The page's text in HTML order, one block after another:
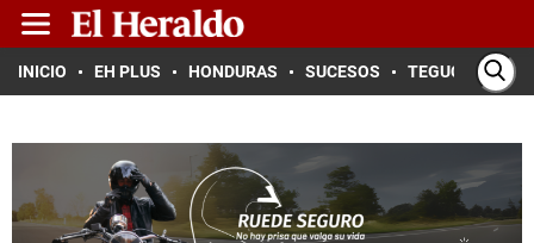
INICIO EH PLUS HONDURAS SUCESOS TEGUCIGALPA